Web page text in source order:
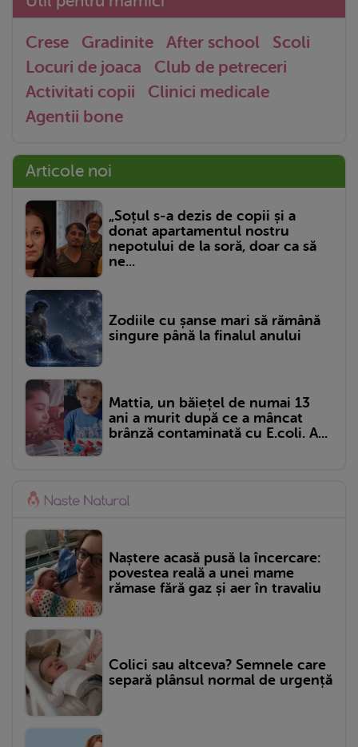
Crese Gradinite After school
Scoli
Locuri de joaca
Club de petreceri
Activitati copii
Clinici medicale
Agentii bone
Articole noi
„Soțul s-a dezis de copii și a
donat apartamentul nostru
nepotului de la soră, doar ca să
ne...
Zodiile cu șanse mari să rămână
singure până la finalul anului
Mattia, un băiețel de numai 13
ani a murit după ce a mâncat
brânză contaminată cu E.coli. A...
Naștere acasă pusă la încercare:
povestea reală a unei mame
rămase fără gaz și aer în travaliu
Colici sau altceva? Semnele care
separă plânsul normal de urgență